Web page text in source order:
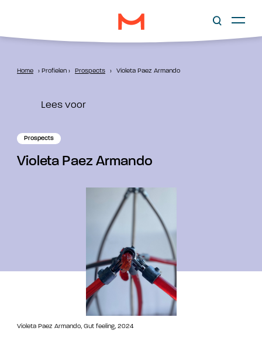
Home › Profielen › Prospects › Violeta Paez Armando
Lees voor
Prospects
Violeta Paez Armando
Violeta Paez Armando, Gut feeling, 2024